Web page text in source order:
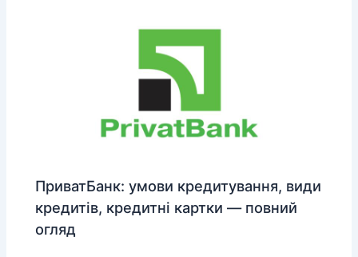
ПриватБанк: умови кредитування, види
кредитів, кредитні картки — повний
огляд